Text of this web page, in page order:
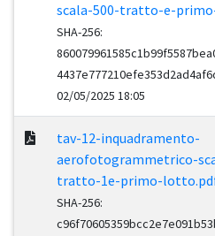
scala-500-tratto-e-
SHA-256:
02/05/2025 18:05
tav-12-inquadramento-
aerofotogrammetrico-
tratto-1e-primo-
SHA-256: